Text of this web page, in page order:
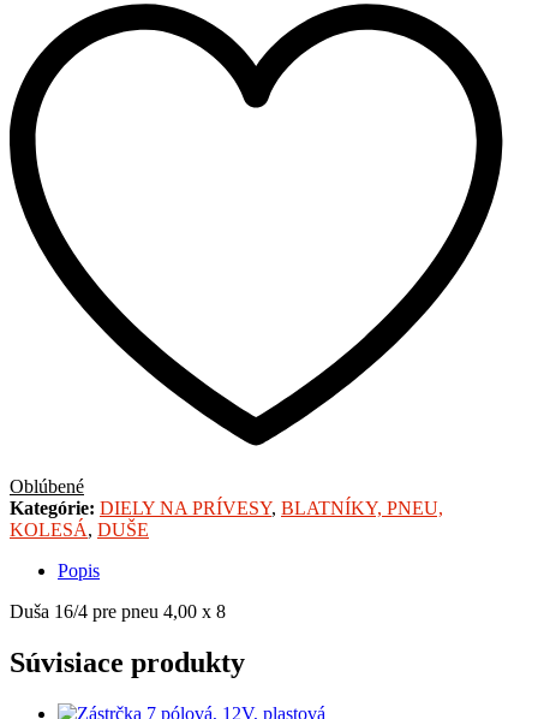
Oblúbené
Kategórie: DIELY NA PRÍVESY, BLATNÍKY, PNEU,
KOLESÁ, DUŠE
Popis
Duša 16/4 pre pneu 4,00 x 8
Súvisiace produkty